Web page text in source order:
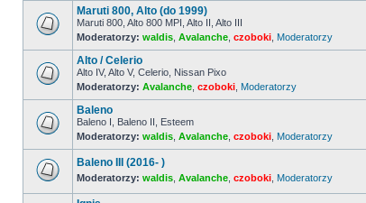
Nie
ma
nieprzeczytanych
postów
Maruti 800, Alto (do 1999)
Maruti 800, Alto 800 MPI, Alto II, Alto III
Moderatorzy: waldis Avalanche czoboki Moderatorzy
Nie
ma
nieprzeczytanych
postów
Alto / Celerio
Alto IV, Alto V, Celerio, Nissan Pixo
Moderatorzy: Avalanche czoboki Moderatorzy
Nie
ma
nieprzeczytanych
postów
Baleno
Baleno I, Baleno II, Esteem
Moderatorzy: waldis Avalanche czoboki Moderatorzy
ma
Baleno III (2016- )
Moderatorzy: waldis Avalanche czoboki Moderatorzy